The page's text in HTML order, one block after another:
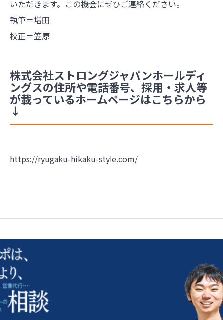
いただきます。この機会にぜひご連絡ください。
執筆＝増田
校正＝笠原
株式会社ストロングジャパンホールディ
ングスの住所や電話番号、採用・求人等
が載っているホームページはこちらから
↓
https://ryugaku-hikaku-style.com/